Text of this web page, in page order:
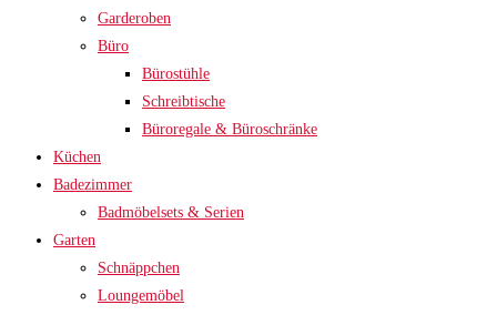
Garderoben
Büro
Bürostühle
Schreibtische
Büroregale & Büroschränke
Küchen
Badezimmer
Badmöbelsets & Serien
Garten
Schnäppchen
Loungemöbel